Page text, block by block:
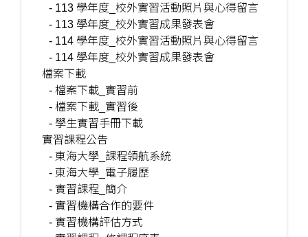
- 113 學年度_校外實習活動照片與心得留言
- 113 學年度_校外實習成果發表會
- 114 學年度_校外實習活動照片與心得留言
- 114 學年度_校外實習成果發表會
檔案下載
- 檔案下載_實習前
- 檔案下載_實習後
- 學生實習手冊下載
實習課程公告
- 東海大學_課程領航系統
- 東海大學_電子履歷
- 實習課程_簡介
- 實習機構合作的要件
- 實習機構評估方式